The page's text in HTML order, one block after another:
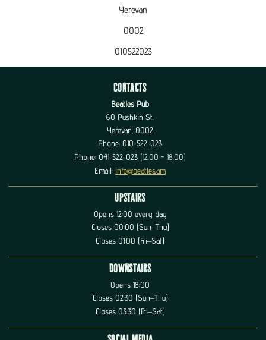
Yerevan
0002
010522023
Contacts
Beatles Pub
60 Pushkin St.
Yerevan, 0002
Phone: 010‑522‑023
Phone: 041‑522‑023 (12.00 - 18.00)
Email: info@beatles.am
Upstairs
Opens 12:00 every day
Closes 00:00 (Sun–Thu)
Closes 01:00 (Fri–Sat)
Downstairs
Opens 18:00
Closes 02:30 (Sun–Thu)
Closes 03:30 (Fri–Sat)